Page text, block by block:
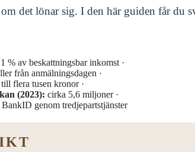
det lönar sig. I den här guiden får du
% av beskattningsbar inkomst ·
från anmälningsdagen ·
flera tusen kronor ·
(2023): cirka 5,6 miljoner ·
genom tredjepartstjänster